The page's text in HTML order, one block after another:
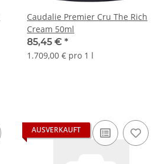
Caudalie Premier Cru The Rich
Cream 50ml
85,45 € *
1.709,00 € pro 1 l
AUSVERKAUFT